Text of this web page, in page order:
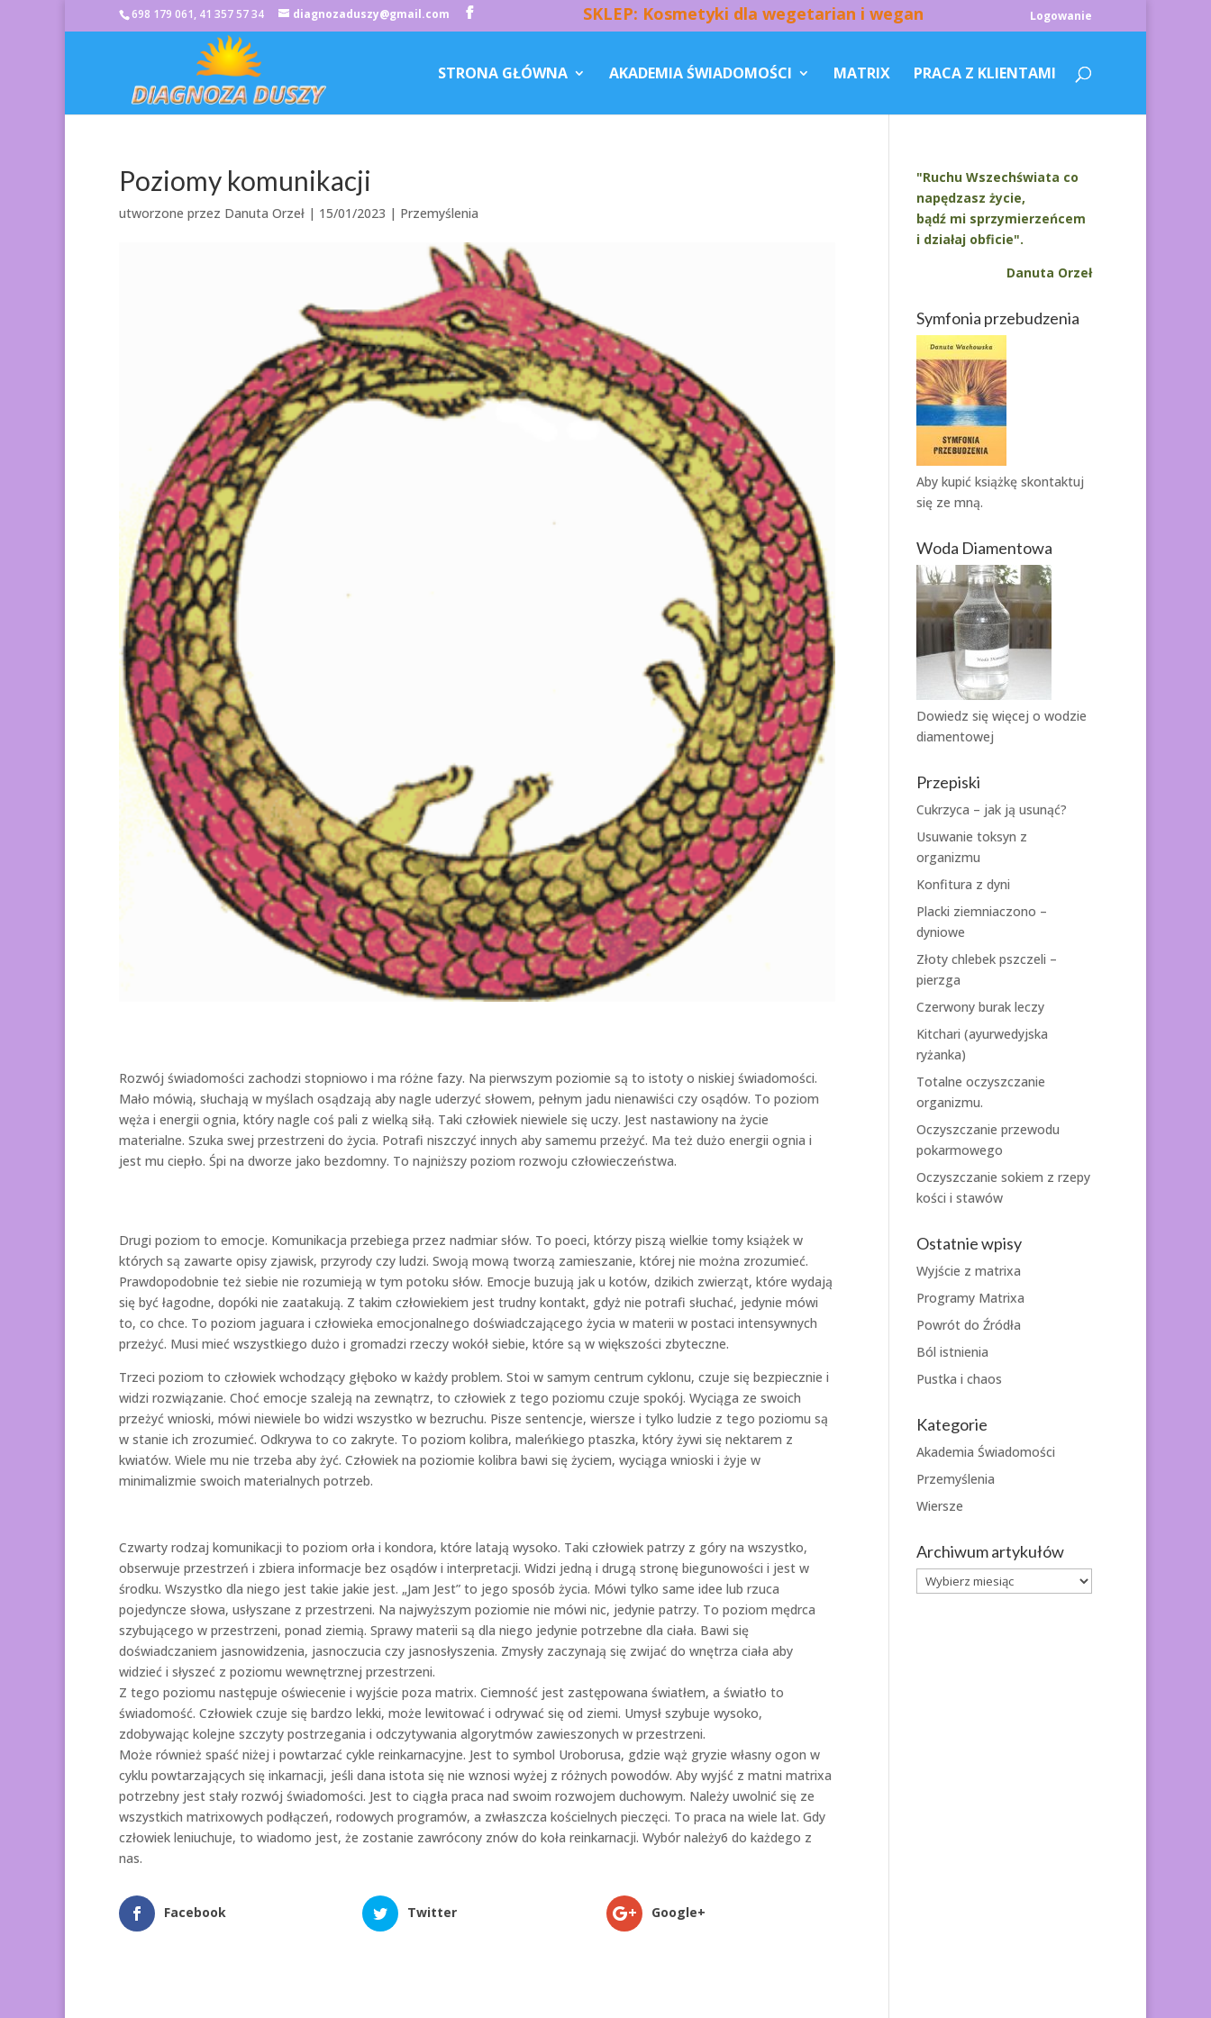
698 179 061, 41 357 57 34 diagnozaduszy@gmail.com SKLEP: Kosmetyki dla wegetarian i wegan Logowanie
STRONA GŁÓWNA AKADEMIA ŚWIADOMOŚCI MATRIX PRACA Z KLIENTAMI
Poziomy komunikacji
utworzone przez Danuta Orzeł | 15/01/2023 | Przemyślenia
Rozwój świadomości zachodzi stopniowo i ma różne fazy. Na pierwszym poziomie są to istoty o niskiej świadomości.
Mało mówią, słuchają w myślach osądzają aby nagle uderzyć słowem, pełnym jadu nienawiści czy osądów. To poziom
węża i energii ognia, który nagle coś pali z wielką siłą. Taki człowiek niewiele się uczy. Jest nastawiony na życie
materialne. Szuka swej przestrzeni do życia. Potrafi niszczyć innych aby samemu przeżyć. Ma też dużo energii ognia i
jest mu ciepło. Śpi na dworze jako bezdomny. To najniższy poziom rozwoju człowieczeństwa.
Drugi poziom to emocje. Komunikacja przebiega przez nadmiar słów. To poeci, którzy piszą wielkie tomy książek w
których są zawarte opisy zjawisk, przyrody czy ludzi. Swoją mową tworzą zamieszanie, której nie można zrozumieć.
Prawdopodobnie też siebie nie rozumieją w tym potoku słów. Emocje buzują jak u kotów, dzikich zwierząt, które wydają
się być łagodne, dopóki nie zaatakują. Z takim człowiekiem jest trudny kontakt, gdyż nie potrafi słuchać, jedynie mówi
to, co chce. To poziom jaguara i człowieka emocjonalnego doświadczającego życia w materii w postaci intensywnych
przeżyć. Musi mieć wszystkiego dużo i gromadzi rzeczy wokół siebie, które są w większości zbyteczne.
Trzeci poziom to człowiek wchodzący głęboko w każdy problem. Stoi w samym centrum cyklonu, czuje się bezpiecznie i
widzi rozwiązanie. Choć emocje szaleją na zewnątrz, to człowiek z tego poziomu czuje spokój. Wyciąga ze swoich
przeżyć wnioski, mówi niewiele bo widzi wszystko w bezruchu. Pisze sentencje, wiersze i tylko ludzie z tego poziomu są
w stanie ich zrozumieć. Odkrywa to co zakryte. To poziom kolibra, maleńkiego ptaszka, który żywi się nektarem z
kwiatów. Wiele mu nie trzeba aby żyć. Człowiek na poziomie kolibra bawi się życiem, wyciąga wnioski i żyje w
minimalizmie swoich materialnych potrzeb.
Czwarty rodzaj komunikacji to poziom orła i kondora, które latają wysoko. Taki człowiek patrzy z góry na wszystko,
obserwuje przestrzeń i zbiera informacje bez osądów i interpretacji. Widzi jedną i drugą stronę biegunowości i jest w
środku. Wszystko dla niego jest takie jakie jest. „Jam Jest” to jego sposób życia. Mówi tylko same idee lub rzuca
pojedyncze słowa, usłyszane z przestrzeni. Na najwyższym poziomie nie mówi nic, jedynie patrzy. To poziom mędrca
szybującego w przestrzeni, ponad ziemią. Sprawy materii są dla niego jedynie potrzebne dla ciała. Bawi się
doświadczaniem jasnowidzenia, jasnoczucia czy jasnosłyszenia. Zmysły zaczynają się zwijać do wnętrza ciała aby
widzieć i słyszeć z poziomu wewnętrznej przestrzeni.
Z tego poziomu następuje oświecenie i wyjście poza matrix. Ciemność jest zastępowana światłem, a światło to
świadomość. Człowiek czuje się bardzo lekki, może lewitować i odrywać się od ziemi. Umysł szybuje wysoko,
zdobywając kolejne szczyty postrzegania i odczytywania algorytmów zawieszonych w przestrzeni.
Może również spaść niżej i powtarzać cykle reinkarnacyjne. Jest to symbol Uroborusa, gdzie wąż gryzie własny ogon w
cyklu powtarzających się inkarnacji, jeśli dana istota się nie wznosi wyżej z różnych powodów. Aby wyjść z matni matrixa
potrzebny jest stały rozwój świadomości. Jest to ciągła praca nad swoim rozwojem duchowym. Należy uwolnić się ze
wszystkich matrixowych podłączeń, rodowych programów, a zwłaszcza kościelnych pieczęci. To praca na wiele lat. Gdy
człowiek leniuchuje, to wiadomo jest, że zostanie zawrócony znów do koła reinkarnacji. Wybór należy6 do każdego z
nas.
Facebook Twitter Google+
"Ruchu Wszechświata co
napędzasz życie,
bądź mi sprzymierzeńcem
i działaj obficie".
Danuta Orzeł
Symfonia przebudzenia
Aby kupić książkę skontaktuj
się ze mną.
Woda Diamentowa
Dowiedz się więcej o wodzie
diamentowej
Przepiski
Cukrzyca – jak ją usunąć?
Usuwanie toksyn z
organizmu
Konfitura z dyni
Placki ziemniaczono –
dyniowe
Złoty chlebek pszczeli –
pierzga
Czerwony burak leczy
Kitchari (ayurwedyjska
ryżanka)
Totalne oczyszczanie
organizmu.
Oczyszczanie przewodu
pokarmowego
Oczyszczanie sokiem z rzepy
kości i stawów
Ostatnie wpisy
Wyjście z matrixa
Programy Matrixa
Powrót do Źródła
Ból istnienia
Pustka i chaos
Kategorie
Akademia Świadomości
Przemyślenia
Wiersze
Archiwum artykułów
Archiwum
artykułów